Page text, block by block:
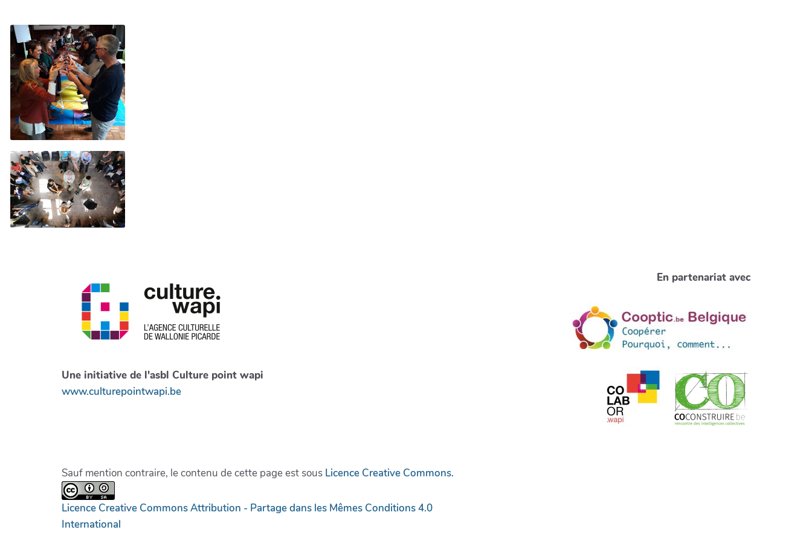
Une initiative de l'asbl Culture point wapi
www.culturepointwapi.be
Sauf mention contraire, le contenu de cette page est sous Licence Creative Commons.
Licence Creative Commons Attribution - Partage dans les Mêmes Conditions 4.0
International
En partenariat avec